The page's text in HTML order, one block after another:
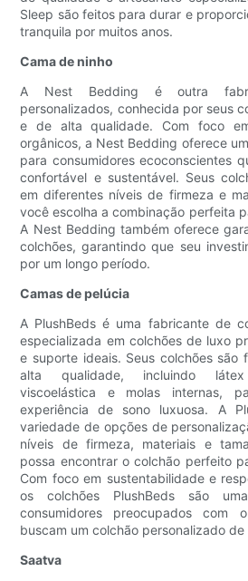
Sleep são feitos para durar e
tranquila por muitos anos.
Cama de ninho
A Nest Bedding é outra
personalizados, conhecida por seus
​​e de alta qualidade. Com foco
orgânicos, a Nest Bedding oferece
para consumidores ecoconscientes
confortável e sustentável. Seus
em diferentes níveis de firmeza e
você escolha a combinação perfeita
A Nest Bedding também oferece
colchões, garantindo que seu
por um longo período.
Camas de pelúcia
A PlushBeds é uma fabricante de
especializada em colchões de luxo
e suporte ideais. Seus colchões são
alta qualidade, incluindo
viscoelástica e molas internas,
experiência de sono luxuosa. A
variedade de opções de
níveis de firmeza, materiais e
possa encontrar o colchão perfeito
Com foco em sustentabilidade e
os colchões PlushBeds são
consumidores preocupados com
buscam um colchão personalizado de
Saatva